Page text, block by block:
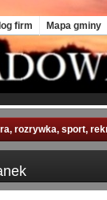
firm Mapa gminy
rozrywka, sport,